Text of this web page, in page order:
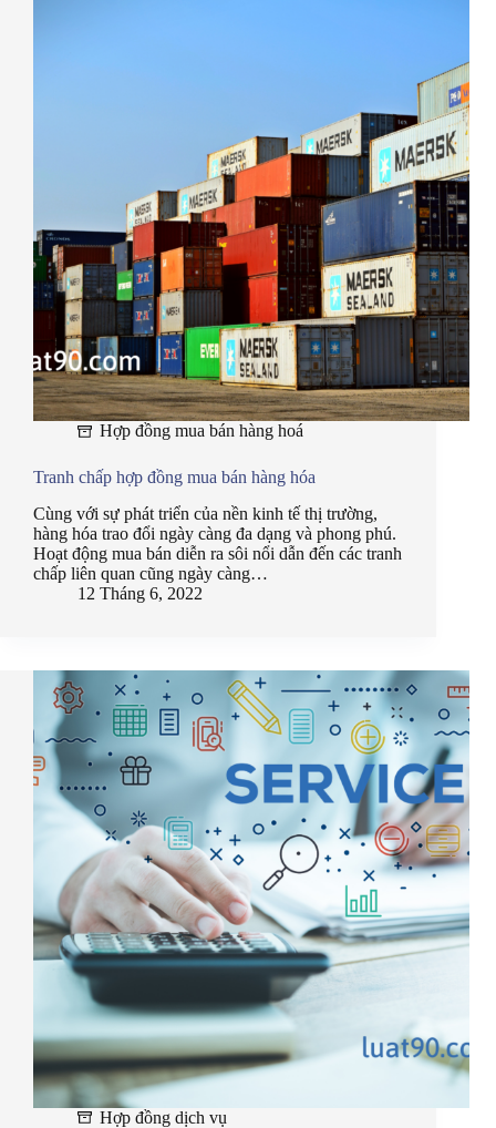
Hợp đồng mua bán hàng hoá
Tranh chấp hợp đồng mua bán hàng hóa
Cùng với sự phát triển của nền kinh tế thị trường,
hàng hóa trao đổi ngày càng đa dạng và phong phú.
Hoạt động mua bán diễn ra sôi nổi dẫn đến các tranh
chấp liên quan cũng ngày càng…
12 Tháng 6, 2022
Hợp đồng dịch vụ